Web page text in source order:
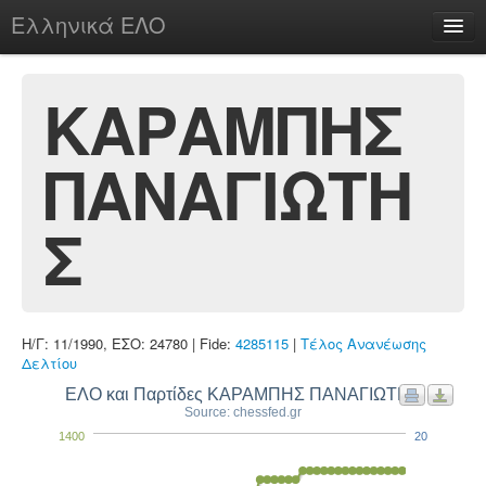
Ελληνικά ΕΛΟ
chesstu.be @ discord
Login
ΚΑΡΑΜΠΗΣ
ΠΑΝΑΓΙΩΤΗ
Σ
Η/Γ: 11/1990, ΕΣΟ: 24780 | Fide: 4285115 | Τέλος Ανανέωσης
Δελτίου
ΕΛΟ και Παρτίδες ΚΑΡΑΜΠΗΣ ΠΑΝΑΓΙΩΤΗΣ
Source: chessfed.gr
1400 20